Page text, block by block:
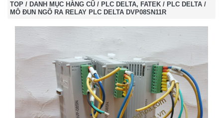
TOP / DANH MỤC HÀNG CŨ / PLC DELTA, FATEK / PLC DELTA /
MÔ ĐUN NGÕ RA RELAY PLC DELTA DVP08SN11R